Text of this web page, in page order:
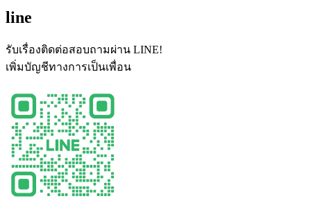
line
รับเรื่องติดต่อสอบถามผ่าน LINE!
เพิ่มบัญชีทางการเป็นเพื่อน